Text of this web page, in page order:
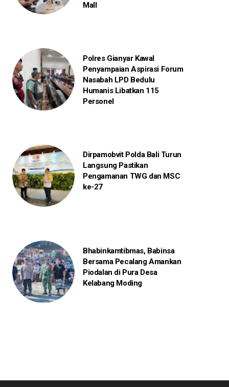
Mall
Polres Gianyar Kawal
Penyampaian Aspirasi Forum
Nasabah LPD Bedulu
Humanis Libatkan 115
Personel
Dirpamobvit Polda Bali Turun
Langsung Pastikan
Pengamanan TWG dan MSC
ke-27
Bhabinkamtibmas, Babinsa
Bersama Pecalang Amankan
Piodalan di Pura Desa
Kelabang Moding